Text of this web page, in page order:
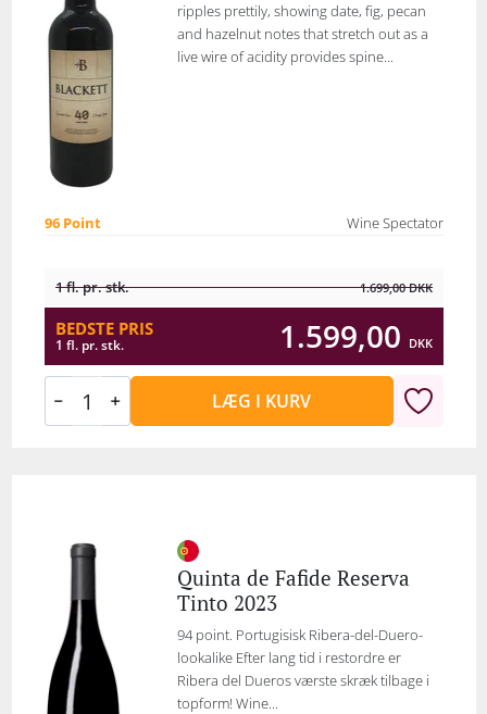
ripples prettily, showing date, fig, pecan
and hazelnut notes that stretch out as a
live wire of acidity provides spine...
96 Point Wine Spectator
1 fl. pr. stk. 1.699,00DKK
BEDSTE PRIS
1 fl. pr. stk. 1.599,00 DKK
LÆG I KURV
Quinta de Fafide Reserva
Tinto 2023
94 point. Portugisisk Ribera-del-Duero-
lookalike Efter lang tid i restordre er
Ribera del Dueros værste skræk tilbage i
topform! Wine...